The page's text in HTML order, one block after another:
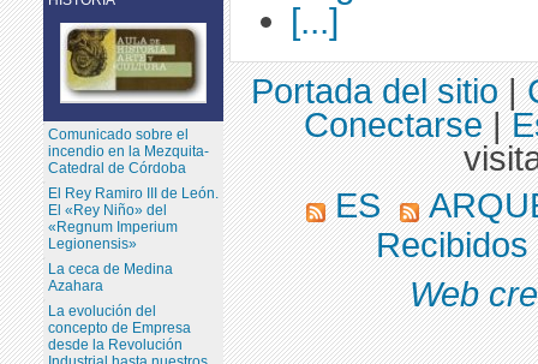
[...]
Comunicado sobre el
incendio en la Mezquita-
Catedral de Córdoba
El Rey Ramiro III de León.
El «Rey Niño» del
«Regnum Imperium
Legionensis»
La ceca de Medina
Azahara
La evolución del
concepto de Empresa
desde la Revolución
Portada del sitio|
Conectarse|
ES
Recibidos
Web